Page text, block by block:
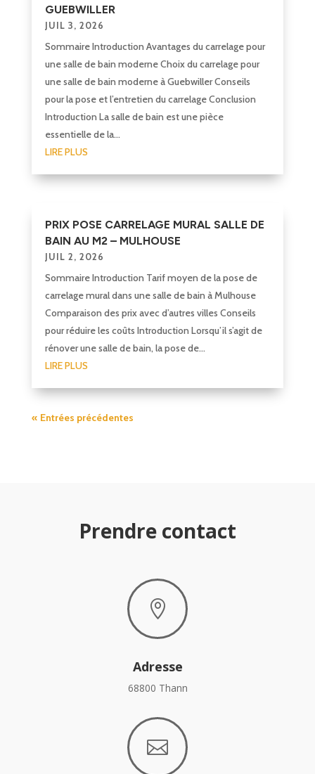
GUEBWILLER
JUIL 3, 2026
Sommaire Introduction Avantages du carrelage pour
une salle de bain moderne Choix du carrelage pour
une salle de bain moderne à Guebwiller Conseils
pour la pose et l’entretien du carrelage Conclusion
Introduction La salle de bain est une pièce
essentielle de la...
LIRE PLUS
PRIX POSE CARRELAGE MURAL SALLE DE
BAIN AU M2 – MULHOUSE
JUIL 2, 2026
Sommaire Introduction Tarif moyen de la pose de
carrelage mural dans une salle de bain à Mulhouse
Comparaison des prix avec d’autres villes Conseils
pour réduire les coûts Introduction Lorsqu’il s’agit de
rénover une salle de bain, la pose de...
LIRE PLUS
« Entrées précédentes
Prendre contact

Adresse
68800 Thann
